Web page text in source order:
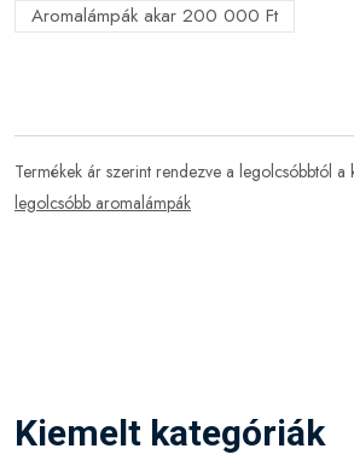
Aromalámpák akar 200 000 Ft
Termékek ár szerint rendezve a legolcsóbbtól a
legolcsóbb aromalámpák
Kiemelt kategóriák